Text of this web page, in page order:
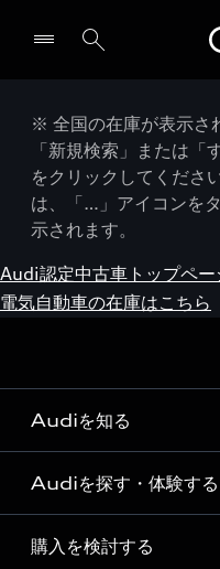
※ 全国の在庫が表示さ
「新規検索」または「
をクリックしてくださ
は、「…」アイコンを
示されます。
Audi認定中古車トップペー
電気自動車の在庫はこちら
Audiを知る
Audi ブランド
Story of Progress
Audiを探す・体験する
ディーラー検索
購入を検討する